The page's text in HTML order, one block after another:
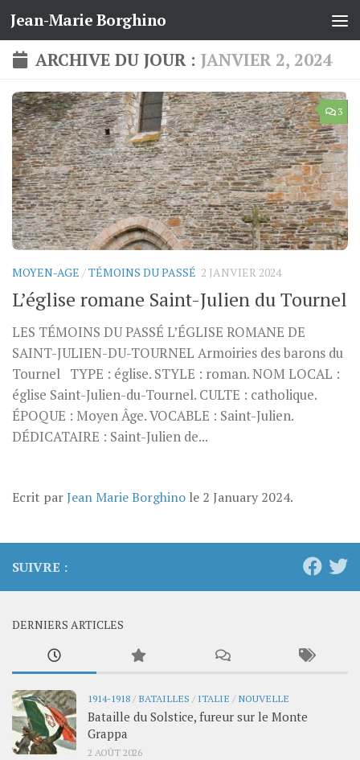
Skip to content
Jean-Marie Borghino
ARCHIVE DU JOUR : JANVIER 2, 2024
3
MOYEN-AGE /TÉMOINS DU PASSÉ 2 JANVIER 2024
L’église romane Saint-Julien du Tournel
LES TÉMOINS DU PASSÉ L’ÉGLISE ROMANE DE
SAINT-JULIEN-DU-TOURNEL Armoiries des barons du
Tournel TYPE : église. STYLE : roman. NOM LOCAL :
église Saint-Julien-du-Tournel. CULTE : catholique.
ÉPOQUE : Moyen Âge. VOCABLE : Saint-Julien.
DÉDICATAIRE : Saint-Julien de...
Ecrit parJean Marie Borghino le 2 January 2024.
SUIVRE :
DERNIERS ARTICLES
1914-1918 / BATAILLES / ITALIE / NOUVELLE
Bataille du Solstice, fureur sur le Monte
Grappa
2 AOÛT 2026